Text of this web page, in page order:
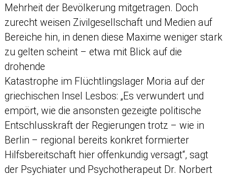
Mehrheit der Bevölkerung mitgetragen. Doch
zurecht weisen Zivilgesellschaft und Medien auf
Bereiche hin, in denen diese Maxime weniger stark
zu gelten scheint – etwa mit Blick auf die
drohende
Katastrophe im Flüchtlingslager Moria auf der
griechischen Insel Lesbos: „Es verwundert und
empört, wie die ansonsten gezeigte politische
Entschlusskraft der Regierungen trotz – wie in
Berlin – regional bereits konkret formierter
Hilfsbereitschaft hier offenkundig versagt“, sagt
der Psychiater und Psychotherapeut Dr. Norbert